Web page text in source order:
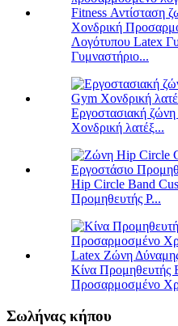
Χονδρική
Λογότυπου Latex
Γυμναστήριο...
Εργοστασιακή
Χονδρική λατέξ...
Hip Circle Band
Προμηθευτής P...
Κίνα Προμηθευτής
Προσαρμοσμένο
Σωλήνας κήπου